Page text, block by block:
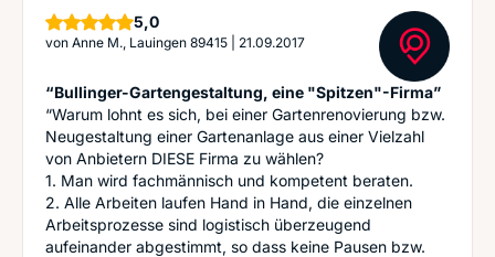
5,0Sterne
von Anne M., Lauingen 89415 21.09.2017
“Bullinger-Gartengestaltung, eine "Spitzen"-Firma”
“Warum lohnt es sich, bei einer Gartenrenovierung bzw.
Neugestaltung einer Gartenanlage aus einer Vielzahl
von Anbietern DIESE Firma zu wählen?
1. Man wird fachmännisch und kompetent beraten.
2. Alle Arbeiten laufen Hand in Hand, die einzelnen
Arbeitsprozesse sind logistisch überzeugend
aufeinander abgestimmt, so dass keine Pausen bzw.